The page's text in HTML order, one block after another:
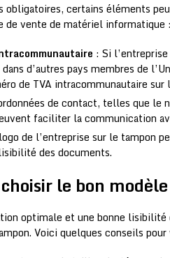
obligatoires, certains éléments
de vente de matériel informatique :
: Si
d’autres pays membres de
de TVA intracommunautaire sur
de contact, telles que le
faciliter la communication
de l’entreprise sur le tampon
des documents.
le bon
optimale et une bonne
Voici quelques conseils pour